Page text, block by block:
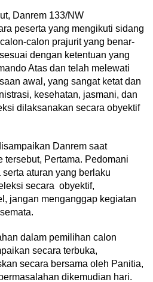
Danrem 133/NW
peserta yang mengikuti sidang
calon prajurit yang benar-
dengan ketentuan yang
Atas dan telah melewati
awal, yang sangat ketat dan
kesehatan, jasmani, dan
dilaksanakan secara obyektif
Danrem saat
tersebut, Pertama. Pedomani
aturan yang berlaku
secara obyektif,
jangan menganggap kegiatan
dalam pemilihan calon
secara terbuka,
secara bersama oleh Panitia,
dikemudian hari.